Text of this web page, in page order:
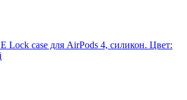
Lock case для AirPods 4, силикон. Цвет: